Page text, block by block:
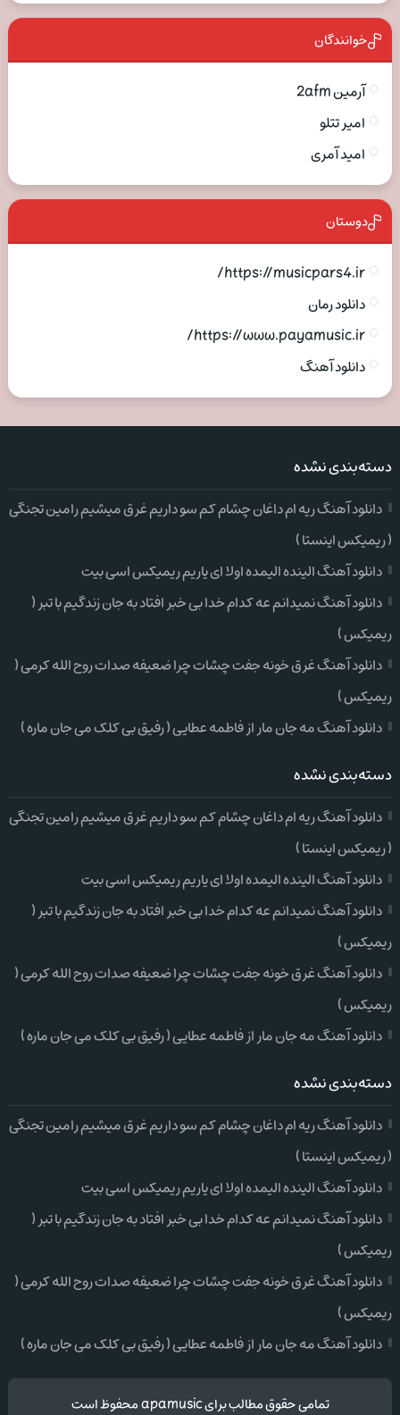
خوانندگان
آرمین 2afm
امیر تتلو
امید آمری
دوستان
https://musicpars4.ir/
دانلود رمان
https://www.payamusic.ir/
دانلود آهنگ
دسته‌بندی نشده
دانلود آهنگ ریه ام داغان چشام کم سو داریم غرق میشیم رامین تجنگی
( ریمیکس اینستا )
دانلود آهنگ الینده الیمده اولا ای یاریم ریمیکس اسی بیت
دانلود آهنگ نمیدانم عه کدام خدا بی خبر افتاد به جان زندگیم با تبر (
ریمیکس )
دانلود آهنگ غرق خونه جفت چشات چرا ضعیفه صدات روح الله کرمی (
ریمیکس )
دانلود آهنگ مه جان مار از فاطمه عطایی ( رفیق بی کلک می جان ماره )
دسته‌بندی نشده
دانلود آهنگ ریه ام داغان چشام کم سو داریم غرق میشیم رامین تجنگی
( ریمیکس اینستا )
دانلود آهنگ الینده الیمده اولا ای یاریم ریمیکس اسی بیت
دانلود آهنگ نمیدانم عه کدام خدا بی خبر افتاد به جان زندگیم با تبر (
ریمیکس )
دانلود آهنگ غرق خونه جفت چشات چرا ضعیفه صدات روح الله کرمی (
ریمیکس )
دانلود آهنگ مه جان مار از فاطمه عطایی ( رفیق بی کلک می جان ماره )
دسته‌بندی نشده
دانلود آهنگ ریه ام داغان چشام کم سو داریم غرق میشیم رامین تجنگی
( ریمیکس اینستا )
دانلود آهنگ الینده الیمده اولا ای یاریم ریمیکس اسی بیت
دانلود آهنگ نمیدانم عه کدام خدا بی خبر افتاد به جان زندگیم با تبر (
ریمیکس )
دانلود آهنگ غرق خونه جفت چشات چرا ضعیفه صدات روح الله کرمی (
ریمیکس )
دانلود آهنگ مه جان مار از فاطمه عطایی ( رفیق بی کلک می جان ماره )
تمامی حقوق مطالب برای apamusic محفوظ است